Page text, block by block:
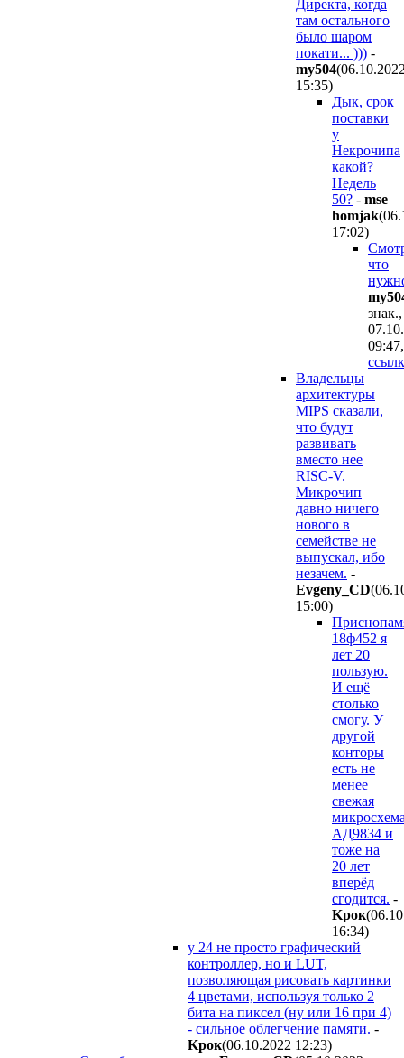
Директа, когда
там остального
было шаром
покати... ))) -
my504
15:35)
Дык, срок
поставки
у
Некрочипа
какой?
Недель
50? - mse
homjak
17:02)
что
знак.,
09:47,
Владельцы
архитектуры
MIPS сказали,
что будут
развивать
вместо нее
RISC-V.
Микрочип
давно ничего
нового в
семействе не
выпускал, ибо
незачем. -
Evgeny_CD
15:00)
18ф452 я
лет 20
пользую.
И ещё
столько
смогу. У
другой
конторы
есть не
менее
свежая
АД9834 и
тоже на
20 лет
вперёд
сгодится. -
Kpoк
16:34)
у 24 не просто графический
контроллер, но и LUT,
позволяющая рисовать картинки
4 цветами, используя только 2
бита на пиксел (ну или 16 при 4)
- сильное облегчение памяти. -
Kpoк(06.10.2022 12:23)